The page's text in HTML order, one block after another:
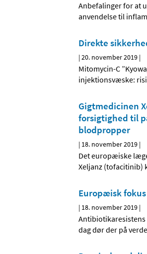
Anbefalinger for at
anvendelse til
Direkte
|20. november 2019 |
Mitomycin-C
injektionsvæske:
Gigtmedicinen
forsigtighed til
blodpropper
| 18. november 2019 |
Det europæiske
Xeljanz (tofacitinib)
Europæisk
| 18. november 2019 |
Antibiotikaresistens
dag dør der på